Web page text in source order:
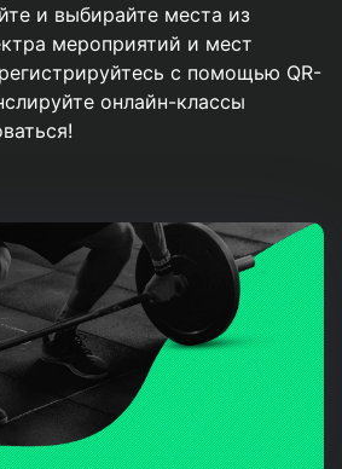
и выбирайте места из
мероприятий и мест
с помощью QR-
онлайн-классы